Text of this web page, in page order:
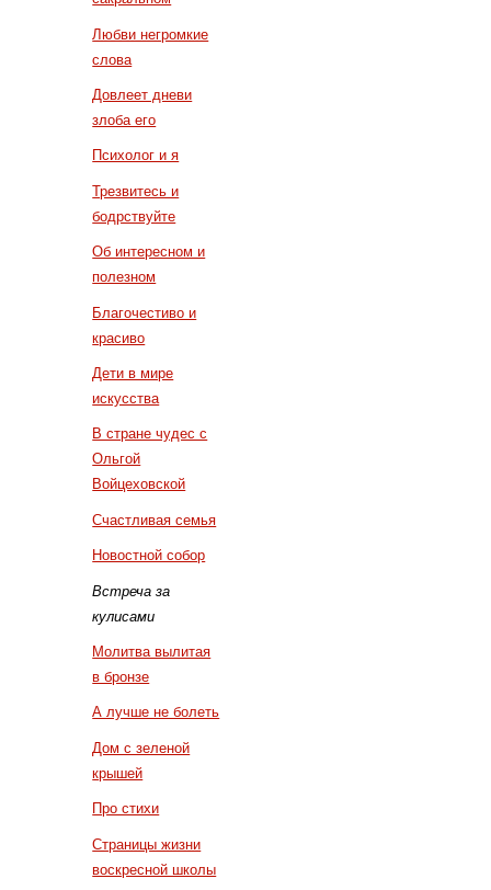
Любви негромкие
слова
Довлеет дневи
злоба его
Психолог и я
Трезвитесь и
бодрствуйте
Об интересном и
полезном
Благочестиво и
красиво
Дети в мире
искусства
В стране чудес с
Ольгой
Войцеховской
Счастливая семья
Новостной собор
Встреча за
кулисами
Молитва вылитая
в бронзе
А лучше не болеть
Дом с зеленой
крышей
Про стихи
Страницы жизни
воскресной школы